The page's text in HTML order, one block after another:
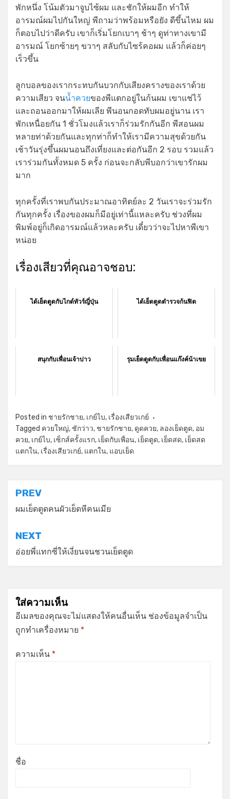
พักหนึ่ง โน้มตัวมาจูบไซ้ผม และชักให้ผมอีก ทำให้
อารมณ์ผมไปกันใหญ่ พีถามว่าพร้อมหรือยัง ดีขึ้นไหม ผม
ก็ตอบไปว่าดีครับ เขาก็เริ่มโยกเบาๆ ช้าๆ ดูท่าทางเขามี
อารมณ์ โยกซ้ายๆ ขวาๆ สลับกับไซร้คอผม แล้วก็ค่อยๆ
เร็วขึ้น
ลูกบอลของเรากระทบกันบวกกับเสียงครางของเราด้วย
ความเสียว จนน้ำควยของพีแตกอยู่ในก้นผม เขาแช่ไว้
และถอนออกมาให้ผมเลีย พีนอนกอดทับผมอยู่นาน เรา
พักเหนื่อยกัน 1 ชั่วโมงแล้วเราก็ร่วมรักกันอีก พีสอนผม
หลายท่าด้วยกันและทุกท่าก็ทำให้เรามีความสุขด้วยกัน
เช้าวันรุ่งขึ้นผมนอนถึงเที่ยงและต่อกันอีก 2 รอบ รวมแล้ว
เราร่วมกันทั้งหมด 5 ครั้ง ก่อนจะกลับพีบอกว่าเขารักผม
มาก
ทุกครั้งที่เราพบกันประมาณอาทิตย์ละ 2 วันเราจะร่วมรัก
กันทุกครั้ง เรื่องของผมก็มีอยู่เท่านี้แหละครับ ช่วงที่ผม
พิมพ์อยู่ก็เกิดอารมณ์แล้วหละครับ เดี๋ยวว่าจะไปหาพีเขา
หน่อย
เรื่องเสียวที่คุณอาจชอบ:
ได้เย็ดตูดกับไกด์ทัวร์ญี่ปุ่น ได้เย็ดตูดตำรวจก้นฟิต
สนุกกับเพื่อนเจ้าบ่าว รุมเย็ดตูดกับเพื่อนแก๊งค์น้าเขย
Posted in ชายรักชาย, เกย์ไบ, เรื่องเสียวเกย์
Tagged ควยใหญ่, ชักว่าว, ชายรักชาย, ดูดควย, ลองเย็ดตูด, อม
ควย, เกย์ไบ, เซ็กส์ครั้งแรก, เย็ดกับเพื่อน, เย็ดตูด, เย็ดสด, เย็ดสด
แตกใน, เรื่องเสียวเกย์, แตกใน, แอบเย็ด
แนะแนว
เรื่อง
PREV
ผมเย็ดตูดคนผัวเย็ดหีคนเมีย
NEXT
อ่อยพี่แทกซี่ให้เงี่ยนจนชวนเย็ดตูด
ใส่ความเห็น
อีเมลของคุณจะไม่แสดงให้คนอื่นเห็น ช่องข้อมูลจำเป็น
ถูกทำเครื่องหมาย *
ความเห็น *
ชื่อ